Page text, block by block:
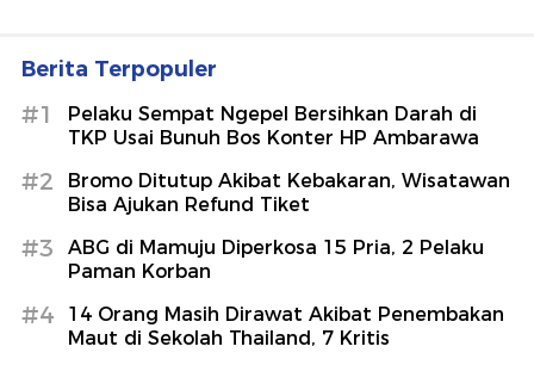
Berita Terpopuler
#1
Pelaku Sempat Ngepel Bersihkan Darah di
TKP Usai Bunuh Bos Konter HP Ambarawa
#2
Bromo Ditutup Akibat Kebakaran, Wisatawan
Bisa Ajukan Refund Tiket
#3
ABG di Mamuju Diperkosa 15 Pria, 2 Pelaku
Paman Korban
#4
14 Orang Masih Dirawat Akibat Penembakan
Maut di Sekolah Thailand, 7 Kritis